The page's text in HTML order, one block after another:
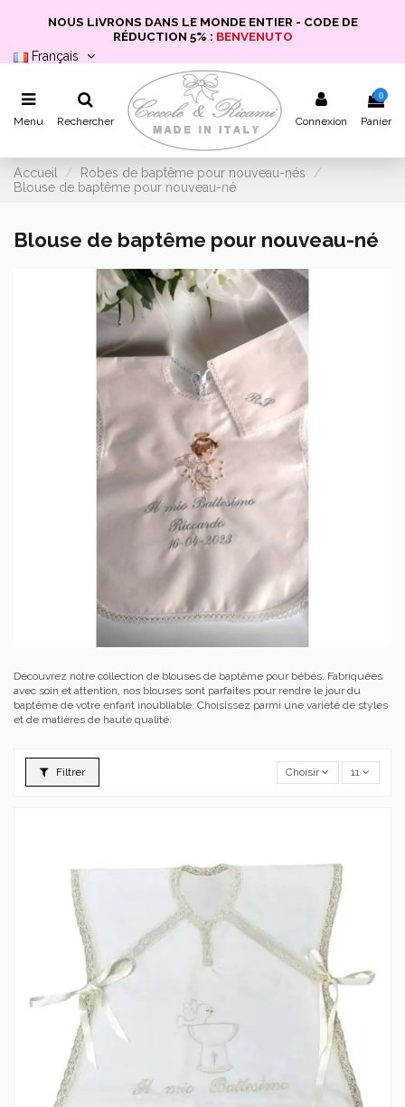
NOUS LIVRONS DANS LE MONDE ENTIER - CODE DE
RÉDUCTION 5% : BENVENUTO
Français
Menu Rechercher Connexion
0
Panier
Accueil
Robes de baptême pour nouveau-nés
Blouse de baptême pour nouveau-né
Blouse de baptême pour nouveau-né
Découvrez notre collection de blouses de baptême pour bébés. Fabriquées
avec soin et attention, nos blouses sont parfaites pour rendre le jour du
baptême de votre enfant inoubliable. Choisissez parmi une variété de styles
et de matières de haute qualité.
Filtrer Choisir 11